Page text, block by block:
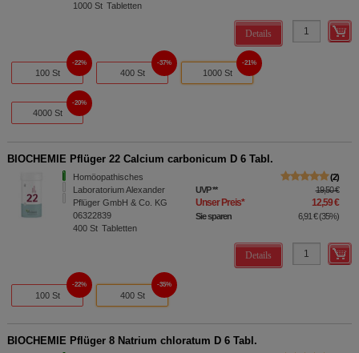
1000 St Tabletten
Details
100 St
22%
400 St
37%
1000 St
21%
4000 St
20%
BIOCHEMIE Pflüger 22 Calcium carbonicum D 6 Tabl.
Homöopathisches
Laboratorium Alexander
Pflüger GmbH & Co. KG
06322839
400 St Tabletten
2
UVP** 19,50 €
Unser Preis* 12,59 €
Sie sparen 6,91 €(35%)
Details
100 St
22%
400 St
35%
BIOCHEMIE Pflüger 8 Natrium chloratum D 6 Tabl.